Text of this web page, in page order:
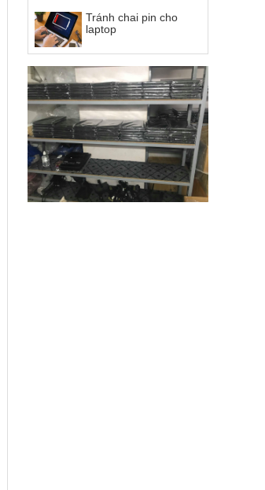
Tránh chai pin cho
laptop